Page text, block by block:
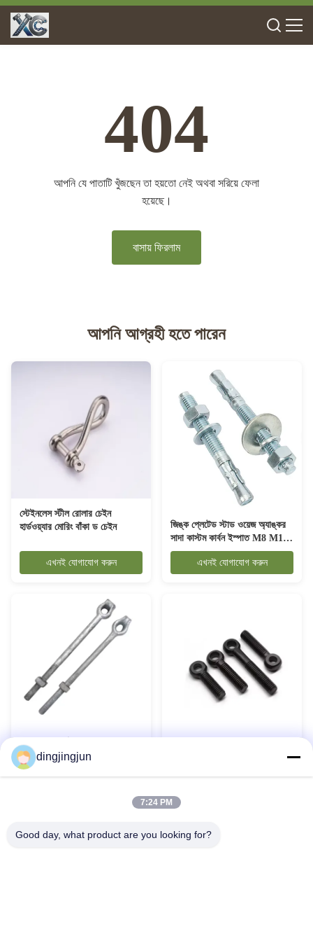
404
আপনি যে পাতাটি খুঁজছেন তা হয়তো নেই অথবা সরিয়ে ফেলা
হয়েছে।
বাসায় ফিরলাম
আপনি আগ্রহী হতে পারেন
স্টেইনলেস স্টীল রোলার চেইন
হার্ডওয়্যার মোরিং বাঁকা ড চেইন
এখনই যোগাযোগ করুন
জিঙ্ক প্লেটেড স্টাড ওয়েজ অ্যাঙ্কর
সাদা কাস্টম কার্বন ইস্পাত M8 M10
M12 M16 M20
এখনই যোগাযোগ করুন
পোল লাইন হার্ডওয়্যার জিঙ্ক প্লেটেড
কার্বন স্টিল থাম্বল আই অ্যাঙ্কর রড
dingjingjun
7:24 PM
Good day, what product are you looking for?